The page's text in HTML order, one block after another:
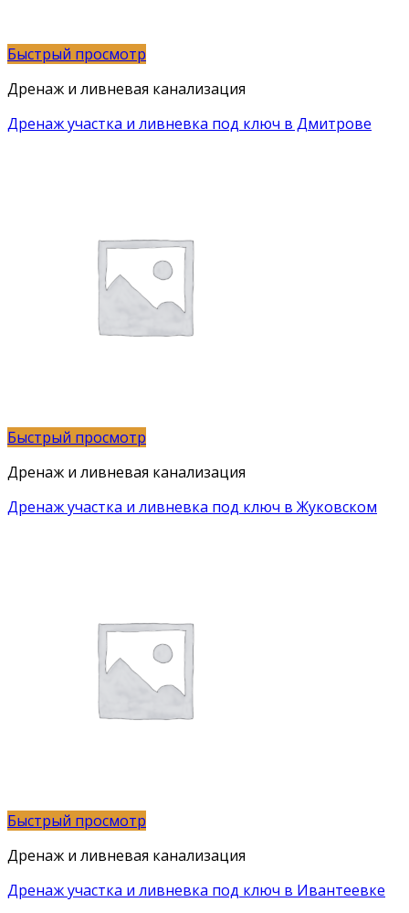
Быстрый просмотр
Дренаж и ливневая канализация
Дренаж участка и ливневка под ключ в Дмитрове
Быстрый просмотр
Дренаж и ливневая канализация
Дренаж участка и ливневка под ключ в Жуковском
Быстрый просмотр
Дренаж и ливневая канализация
Дренаж участка и ливневка под ключ в Ивантеевке